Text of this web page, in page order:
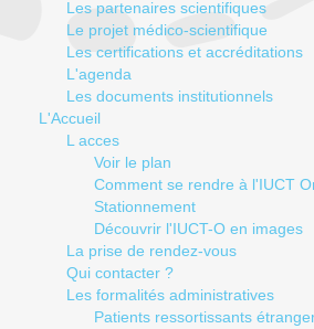
Les partenaires scientifiques
Le projet médico-scientifique
Les certifications et accréditations
L'agenda
Les documents institutionnels
L'Accueil
L acces
Voir le plan
Comment se rendre à l'IUCT
Stationnement
Découvrir l'IUCT-O en images
La prise de rendez-vous
Qui contacter ?
Les formalités administratives
Patients ressortissants